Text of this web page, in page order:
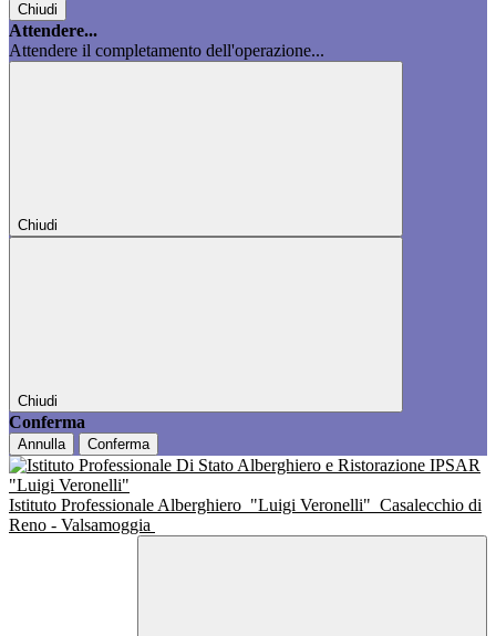
Chiudi
Attendere...
Attendere il completamento dell'operazione...
Chiudi
Chiudi
Conferma
Annulla Conferma
Istituto Professionale Alberghiero "Luigi Veronelli" Casalecchio di
Reno - Valsamoggia